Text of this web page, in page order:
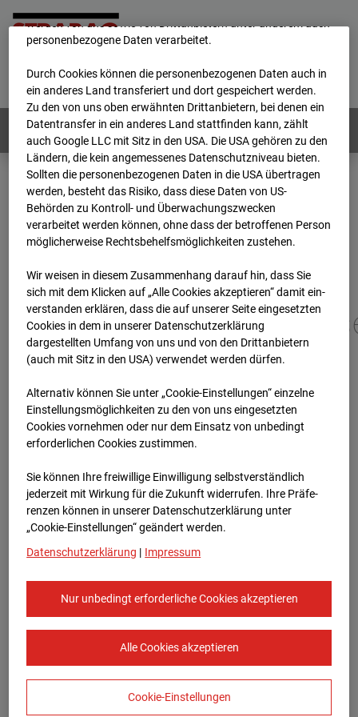
Deutsch / English
Webcams: Alle Länder
Home
Deutschland
BC-113 - BV-New Commissary, Panzerkaserne Böblingen
Archiv
2026 07 08 13:00
BC-113 - BV-New
Commissary,
Böblingen
Herdweg , 71032 Böblingen
Zur Übersicht
Europe/Berlin
werden von uns sowie von Drittanbietern unter anderem auch
personenbezogene Daten verarbeitet.
Durch Cookies können die personenbezogenen Daten auch in
ein anderes Land transferiert und dort gespeichert werden.
Zu den von uns oben erwähnten Drittanbietern, bei denen ein
Datentransfer in ein anderes Land stattfinden kann, zählt
auch Google LLC mit Sitz in den USA. Die USA gehören zu den
Ländern, die kein angemessenes Datenschutzniveau bieten.
Sollten die personenbezogenen Daten in die USA übertragen
werden, besteht das Risiko, dass diese Daten von US-
Behörden zu Kontroll- und Überwachungszwecken
verarbeitet werden können, ohne dass der betroffenen Person
möglicherweise Rechtsbehelfsmöglichkeiten zustehen.
Wir weisen in diesem Zusammenhang darauf hin, dass Sie
sich mit dem Klicken auf „Alle Cookies akzeptieren“ damit ein­
ver­standen erklären, dass die auf unserer Seite eingesetzten
Cookies in dem in unserer Datenschutzerklärung
dargestellten Umfang von uns und von den Drittanbietern
(auch mit Sitz in den USA) verwendet werden dürfen.
Alternativ können Sie unter „Cookie-Einstellungen“ einzelne
Einstellungsmöglichkeiten zu den von uns eingesetzten
Cookies vornehmen oder nur dem Einsatz von unbedingt
erforderlichen Cookies zustimmen.
Sie können Ihre freiwillige Einwilligung selbstverständlich
jederzeit mit Wirkung für die Zukunft widerrufen. Ihre Prä­fe­
renzen können in unserer Datenschutzerklärung unter
„Cookie-Einstellungen“ geändert werden.
Datenschutzerklärung | Impressum
Nur unbedingt erforderliche Cookies akzeptieren
Alle Cookies akzeptieren
Cookie-Einstellungen